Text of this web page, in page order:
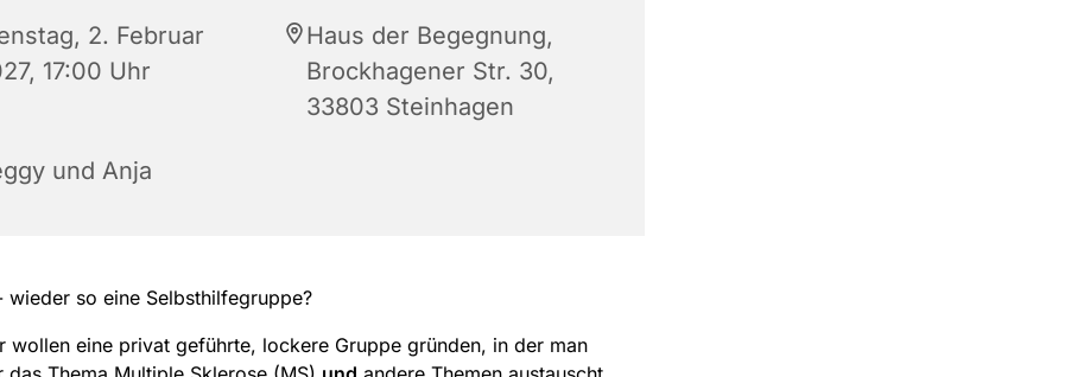
2. Februar
17:00 Uhr
Haus der Begegnung,
Brockhagener Str. 30,
33803 Steinhagen
und Anja
wieder so eine Selbsthilfegruppe?
wollen eine privat geführte, lockere Gruppe gründen, in der man